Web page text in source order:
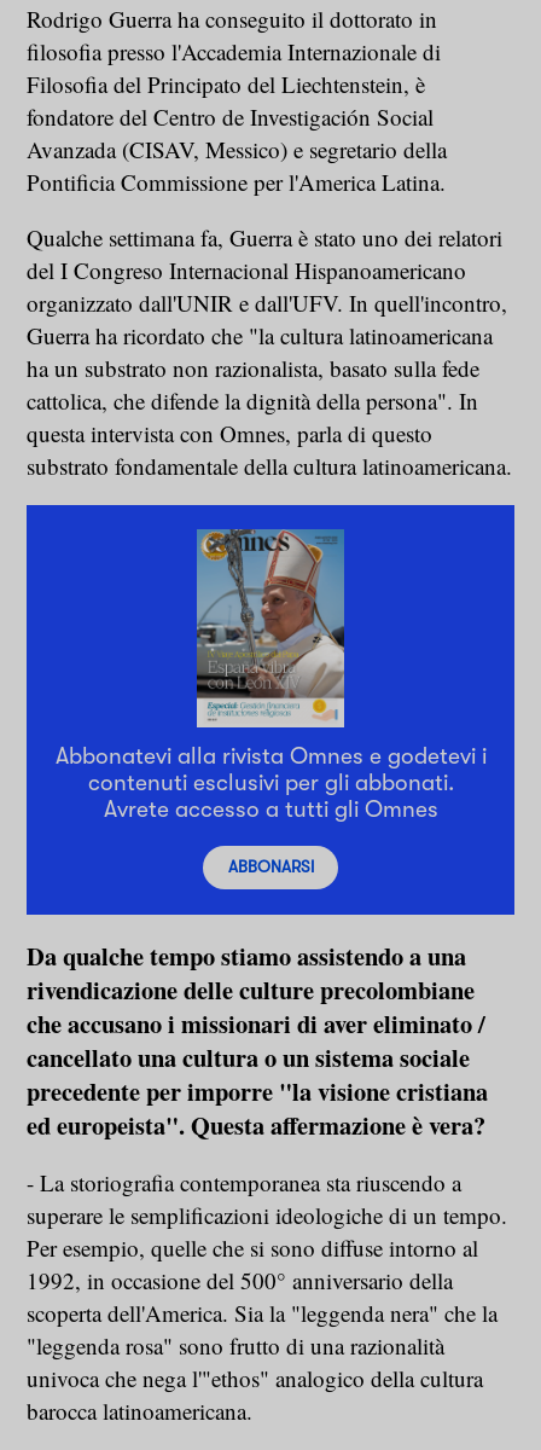
Rodrigo Guerra ha conseguito il dottorato in
filosofia presso l'Accademia Internazionale di
Filosofia del Principato del Liechtenstein, è
fondatore del Centro de Investigación Social
Avanzada (CISAV, Messico) e segretario della
Pontificia Commissione per l'America Latina.
Qualche settimana fa, Guerra è stato uno dei relatori
del I Congreso Internacional Hispanoamericano
organizzato dall'UNIR e dall'UFV. In quell'incontro,
Guerra ha ricordato che "la cultura latinoamericana
ha un substrato non razionalista, basato sulla fede
cattolica, che difende la dignità della persona". In
questa intervista con Omnes, parla di questo
substrato fondamentale della cultura latinoamericana.
Abbonatevi alla rivista Omnes e godetevi i
contenuti esclusivi per gli abbonati.
Avrete accesso a tutti gli Omnes
ABBONARSI
Da qualche tempo stiamo assistendo a una
rivendicazione delle culture precolombiane
che accusano i missionari di aver eliminato /
cancellato una cultura o un sistema sociale
precedente per imporre "la visione cristiana
ed europeista". Questa affermazione è vera?
- La storiografia contemporanea sta riuscendo a
superare le semplificazioni ideologiche di un tempo.
Per esempio, quelle che si sono diffuse intorno al
1992, in occasione del 500° anniversario della
scoperta dell'America. Sia la "leggenda nera" che la
"leggenda rosa" sono frutto di una razionalità
univoca che nega l'"ethos" analogico della cultura
barocca latinoamericana.